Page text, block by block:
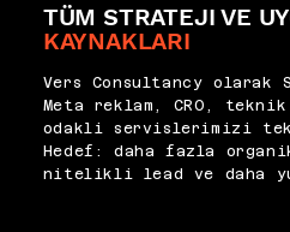
TÜM STRATEJI VE
KAYNAKLARI
Vers Consultancy olarak
Meta reklam, CRO,
odakli servislerimizi tek
Hedef: daha fazla
nitelikli lead ve daha